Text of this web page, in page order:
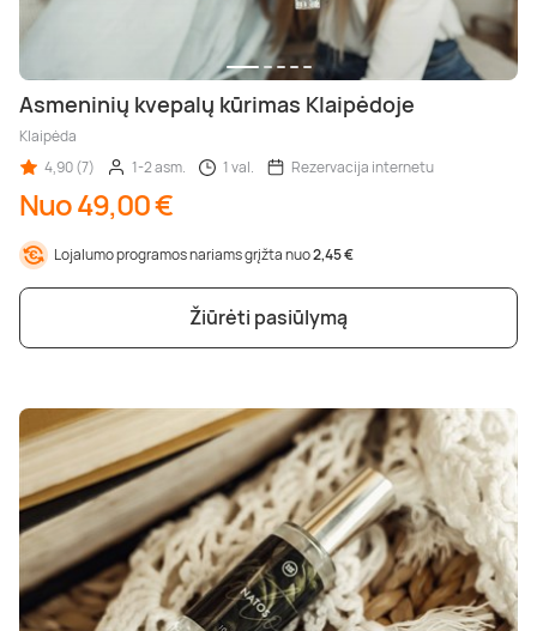
Asmeninių kvepalų kūrimas Klaipėdoje
Klaipėda
4,90 (7)
1-2 asm. 1 val. Rezervacija internetu
Nuo 49,00 €
Lojalumo programos nariams grįžta nuo2,45 €
Žiūrėti pasiūlymą